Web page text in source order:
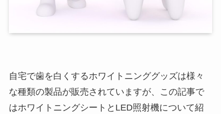
自宅で歯を白くするホワイトニンググッズは様々
な種類の製品が販売されていますが、この記事で
はホワイトニングシートとLED照射機について紹